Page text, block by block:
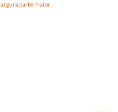
parte maior